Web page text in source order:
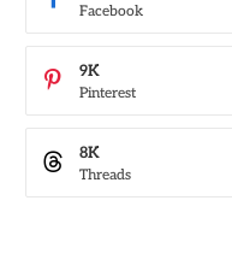
Facebook
Pinterest
9K
Threads
8K